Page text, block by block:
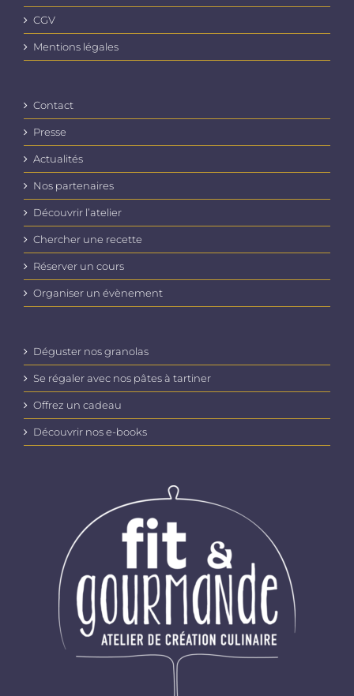
produit
CGV
Mentions légales
Contact
Presse
Actualités
Nos partenaires
Découvrir l’atelier
Chercher une recette
Réserver un cours
Organiser un évènement
Déguster nos granolas
Se régaler avec nos pâtes à tartiner
Offrez un cadeau
Découvrir nos e-books